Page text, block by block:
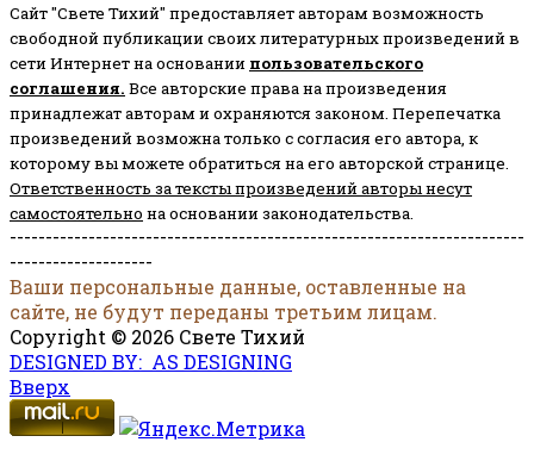
Сайт "Свете Тихий" предоставляет авторам возможность
свободной публикации своих литературных произведений в
сети Интернет на основании пользовательского
соглашения. Все авторские права на произведения
принадлежат авторам и охраняются законом. Перепечатка
произведений возможна только с согласия его автора, к
которому вы можете обратиться на его авторской странице.
Ответственность за тексты произведений авторы несут
самостоятельно на основании законодательства.
------------------------------------------------------------------------
--------------------
Ваши персональные данные, оставленные на
сайте, не будут переданы третьим лицам.
Copyright © 2026 Свете Тихий
DESIGNED BY: AS DESIGNING
Вверх